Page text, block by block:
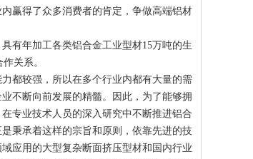
赢得了众多消费者的肯定，争做高端铝材
有年加工各类铝合金工业型材15万吨的生
关系。
都较强，所以在多个行业内都有大量的需
不断向前发展的精髓。因此，为了能够拥
专业技术人员的深入研究中不断推进铝合
秉承着这样的宗旨和原则，依靠先进的技
应用的大型复杂断面挤压型材和国内行业